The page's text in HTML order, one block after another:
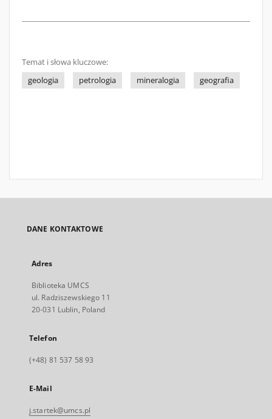
Temat i słowa kluczowe:
geologia
petrologia mineralogia geografia
DANE KONTAKTOWE
Adres
Biblioteka UMCS
ul. Radziszewskiego 11
20-031 Lublin, Poland
Telefon
(+48) 81 537 58 93
E-Mail
j.startek@umcs.pl